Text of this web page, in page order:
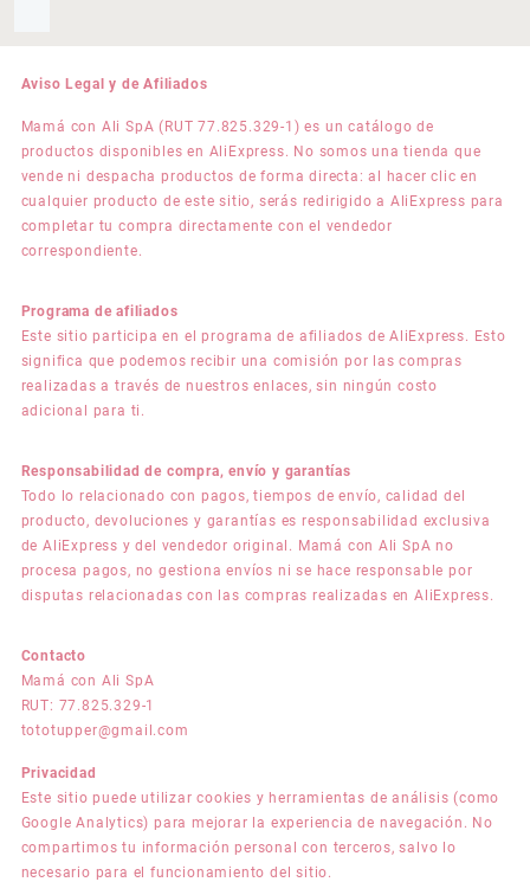
Aviso Legal y de Afiliados
Mamá con Ali SpA (RUT 77.825.329-1) es un catálogo de
productos disponibles en AliExpress. No somos una tienda que
vende ni despacha productos de forma directa: al hacer clic en
cualquier producto de este sitio, serás redirigido a AliExpress para
completar tu compra directamente con el vendedor
correspondiente.
Programa de afiliados
Este sitio participa en el programa de afiliados de AliExpress. Esto
significa que podemos recibir una comisión por las compras
realizadas a través de nuestros enlaces, sin ningún costo
adicional para ti.
Responsabilidad de compra, envío y garantías
Todo lo relacionado con pagos, tiempos de envío, calidad del
producto, devoluciones y garantías es responsabilidad exclusiva
de AliExpress y del vendedor original. Mamá con Ali SpA no
procesa pagos, no gestiona envíos ni se hace responsable por
disputas relacionadas con las compras realizadas en AliExpress.
Contacto
Mamá con Ali SpA
RUT: 77.825.329-1
tototupper@gmail.com
Privacidad
Este sitio puede utilizar cookies y herramientas de análisis (como
Google Analytics) para mejorar la experiencia de navegación. No
compartimos tu información personal con terceros, salvo lo
necesario para el funcionamiento del sitio.